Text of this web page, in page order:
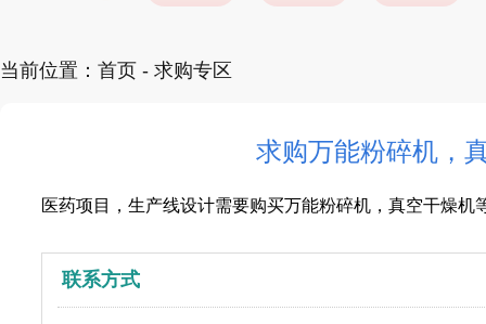
当前位置： 首页 - 求购专区
求购万能粉碎机，
医药项目，生产线设计需要购买万能粉碎机，真空干燥机
联系方式